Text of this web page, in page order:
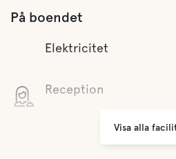
På boendet
Elektricitet
Reception
Visa alla